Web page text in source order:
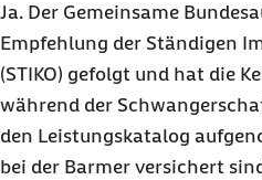
Ja. Der Gemeinsame
Empfehlung der Ständigen
(STIKO) gefolgt und hat die
während der
den Leistungskatalog
bei der Barmer versichert